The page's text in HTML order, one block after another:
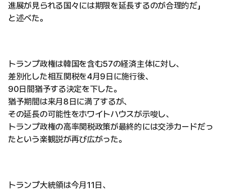
進展が見られる国々には期限を延長するのが合理的だ」
と述べた。
トランプ政権は韓国を含む57の経済主体に対し、
差別化した相互関税を4月9日に施行後、
90日間猶予する決定を下した。
猶予期間は来月8日に満了するが、
その延長の可能性をホワイトハウスが示唆し、
トランプ政権の高率関税政策が最終的には交渉カードだっ
たという楽観説が再び広がった。
トランプ大統領は今月11日、